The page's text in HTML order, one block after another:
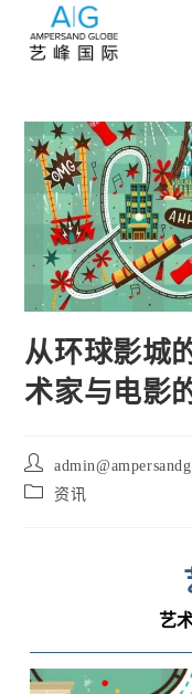
从环球影城
术家与电影
Post
author:
Post 资讯
艺